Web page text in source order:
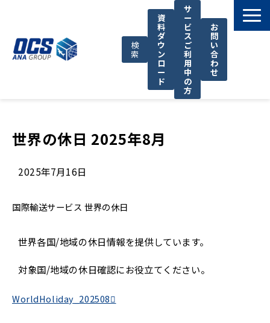
検
索
資
料
ダ
ウ
ン
ロ
ー
ド
サ
ー
ビ
ス
ご
利
用
中
の
方
お
問
い
合
わ
せ
OCSが選ばれる理由
世界の休日 2025年8月
2025年7月16日
国際輸送サービス 世界の休日
世界各国/地域の休日情報を提供しています。
対象国/地域の休日確認にお役立てください。
WorldHoliday_202508